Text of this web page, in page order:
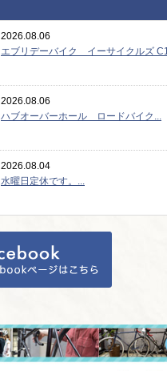
2026.08.06
エブリデーバイク イーサイクルズ
2026.08.06
ハブオーバーホール ロードバイク...
2026.08.04
水曜日定休です。...